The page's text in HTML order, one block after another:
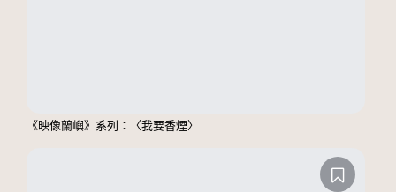
《映像蘭嶼》系列：〈我要香煙〉